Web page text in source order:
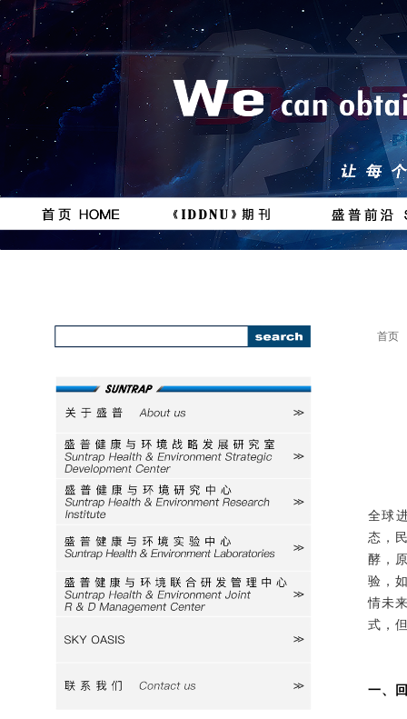
按钮
#
按钮
关于盛普
研究室
研究中心
实验中心
研发中心
联系我们
首页
全球
态，
酵，
验，
情未
式，
一、
111111